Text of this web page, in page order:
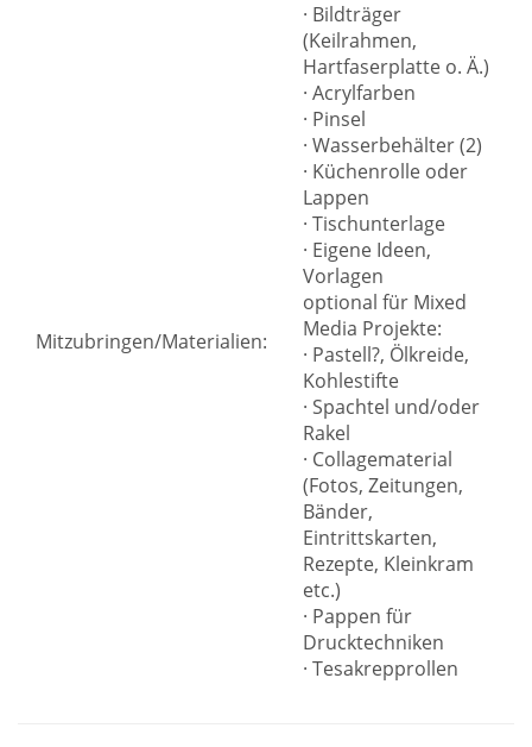
Mitzubringen/Materialien:
· Bildträger
(Keilrahmen,
Hartfaserplatte o. Ä.)
· Acrylfarben
· Pinsel
· Wasserbehälter (2)
· Küchenrolle oder
Lappen
· Tischunterlage
· Eigene Ideen,
Vorlagen
optional für Mixed
Media Projekte:
· Pastell?, Ölkreide,
Kohlestifte
· Spachtel und/oder
Rakel
· Collagematerial
(Fotos, Zeitungen,
Bänder,
Eintrittskarten,
Rezepte, Kleinkram
etc.)
· Pappen für
Drucktechniken
· Tesakrepprollen